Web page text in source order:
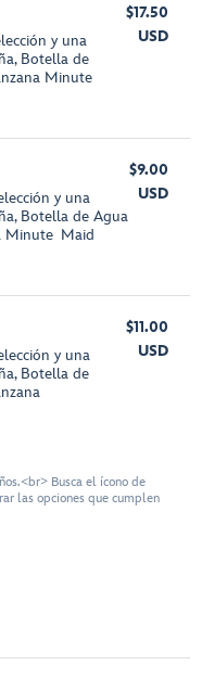
y una
Botella de
Minute
$17.50
USD
y una
Botella de Agua
Minute Maid
$9.00
USD
y una
Botella de
$11.00
USD
Busca el ícono de
las opciones que cumplen